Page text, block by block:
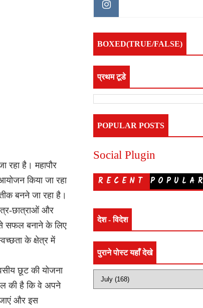
है। महापौर
किया जा रहा
बनने जा रहा है।
छात्राओं और
से सफल बनाने के लिए
के क्षेत्र में
छूट की योजना
की है कि वे अपने
और इस
BOXED(TRUE/FALSE)
प्रथम टूडे
POPULAR POSTS
Social Plugin
RECENT POPULAR
देश - विदेश
पुराने पोस्ट यहाँ देखे